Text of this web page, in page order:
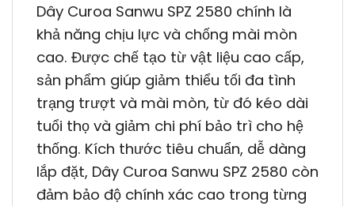
Dây Curoa Sanwu SPZ 2580 chính là
khả năng chịu lực và chống mài mòn
cao. Được chế tạo từ vật liệu cao cấp,
sản phẩm giúp giảm thiểu tối đa tình
trạng trượt và mài mòn, từ đó kéo dài
tuổi thọ và giảm chi phí bảo trì cho hệ
thống. Kích thước tiêu chuẩn, dễ dàng
lắp đặt, Dây Curoa Sanwu SPZ 2580 còn
đảm bảo độ chính xác cao trong từng